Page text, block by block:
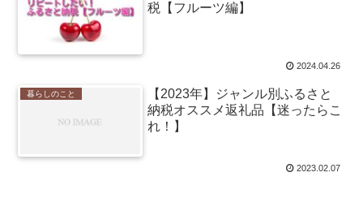
税【フルーツ編】
2024.04.26
暮らしのこと
【2023年】ジャンル別ふるさと
納税オススメ返礼品【迷ったらこ
れ！】
2023.02.07